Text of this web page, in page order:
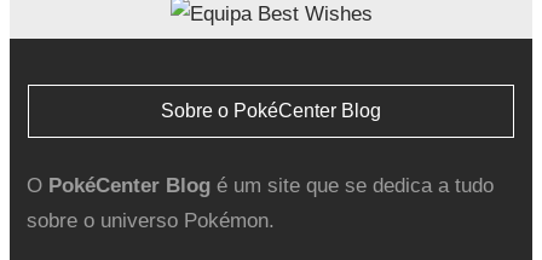
Sobre o PokéCenter Blog
O PokéCenter Blogé um site que se dedica a tudo
sobre o universo Pokémon.